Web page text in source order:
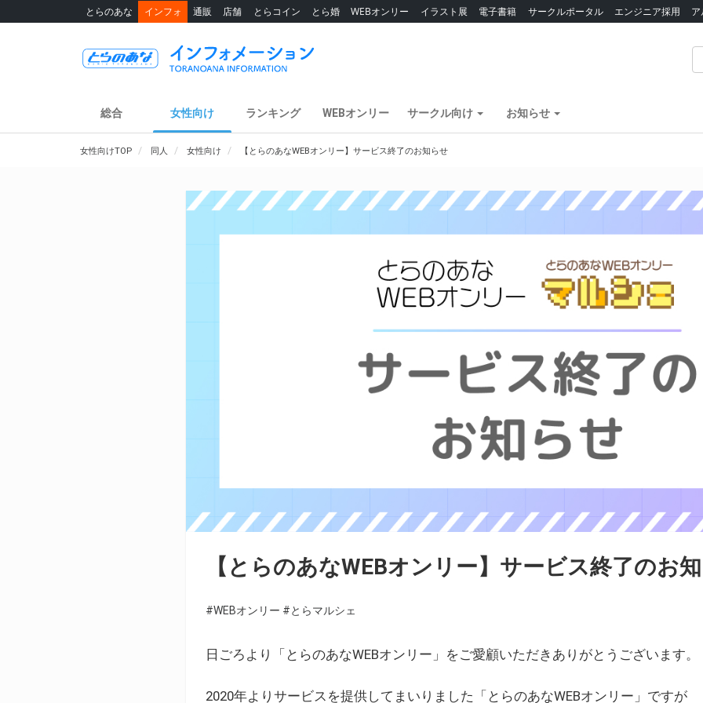
とらのあな インフォ 通販 店舗 とらコイン とら婚 WEBオンリー イラスト展 電子書籍 サークルポータル エンジニア採用
総合 女性向け ランキング WEBオンリー サークル向け お知らせ
女性向けTOP 同人 女性向け 【とらのあなWEBオンリー】サービス終了のお知らせ
【とらのあなWEBオンリー】サービス終了のお
#WEBオンリー #とらマルシェ
日ごろより「とらのあなWEBオンリー」をご愛顧いただきありがとうございます。
2020年よりサービスを提供してまいりました「とらのあなWEBオンリー」ですが